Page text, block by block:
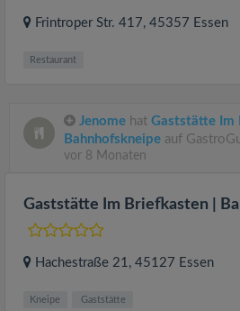
Frintroper Str. 417, 45357 Essen
Restaurant
Jenome hat Gaststätte Im
Bahnhofskneipe auf
vor 8 Monaten
Gaststätte Im Briefkasten |
Hachestraße 21, 45127 Essen
Kneipe Gaststätte